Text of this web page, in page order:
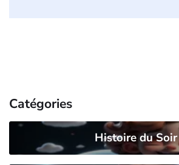
Catégories
Histoire du Soir